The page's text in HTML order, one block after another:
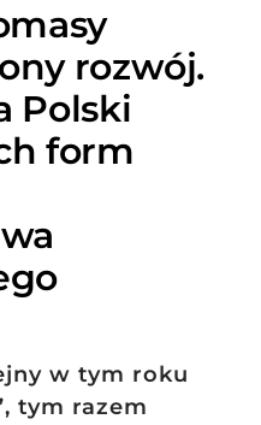
rozwój.
Polski
form
w tym roku
tym razem